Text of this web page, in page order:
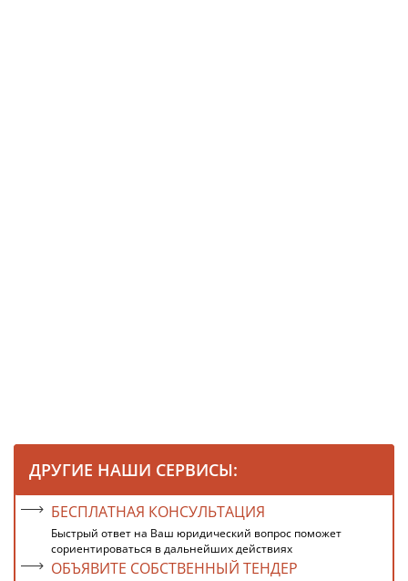
ДРУГИЕ НАШИ СЕРВИСЫ:
БЕСПЛАТНАЯ КОНСУЛЬТАЦИЯ
Быстрый ответ на Ваш юридический вопрос поможет
сориентироваться в дальнейших действиях
ОБЪЯВИТЕ СОБСТВЕННЫЙ ТЕНДЕР